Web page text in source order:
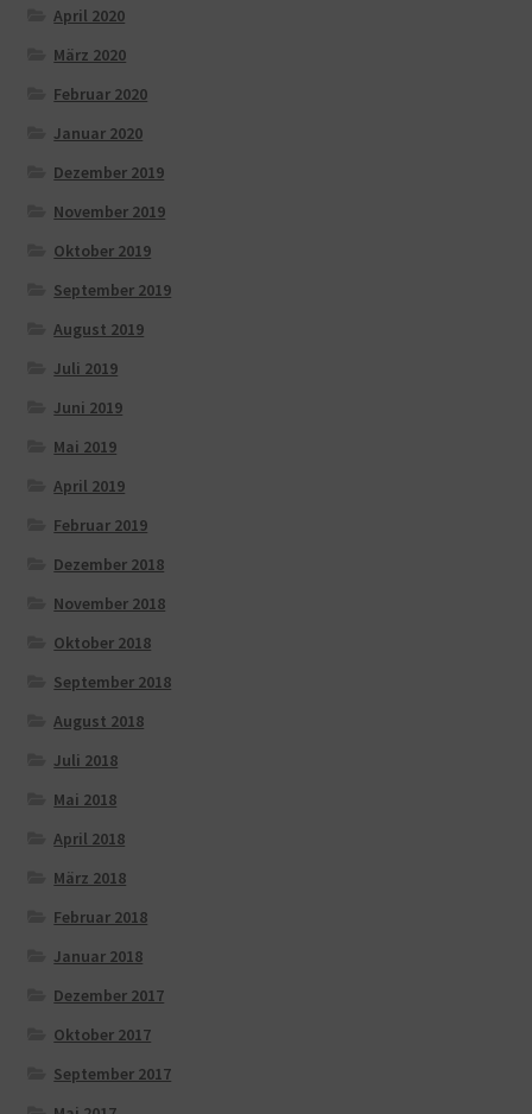
April 2020
März 2020
Februar 2020
Januar 2020
Dezember 2019
November 2019
Oktober 2019
September 2019
August 2019
Juli 2019
Juni 2019
Mai 2019
April 2019
Februar 2019
Dezember 2018
November 2018
Oktober 2018
September 2018
August 2018
Juli 2018
Mai 2018
April 2018
März 2018
Februar 2018
Januar 2018
Dezember 2017
Oktober 2017
September 2017